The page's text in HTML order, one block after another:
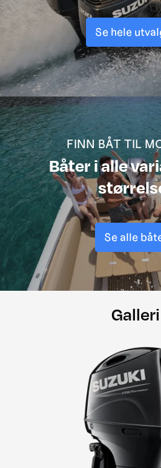
Se hele
FINN BÅT TIL
Båter i alle
Se alle
Galleri